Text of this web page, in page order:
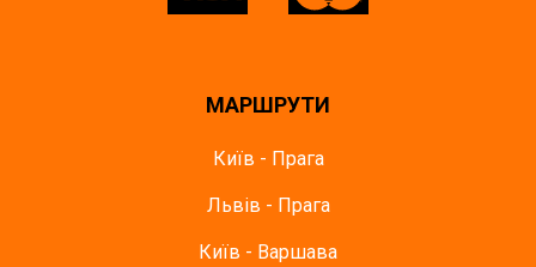
МАРШРУТИ
Київ - Прага
Львів - Прага
Київ - Варшава